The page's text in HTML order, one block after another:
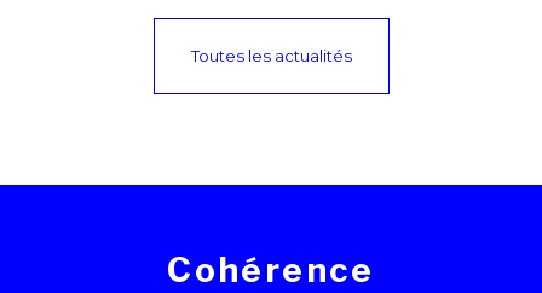
Toutes les actualités
Cohérence